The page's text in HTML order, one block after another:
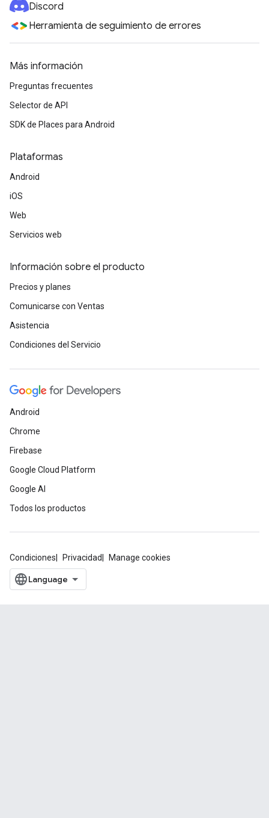
Discord
Herramienta de seguimiento de errores
Más información
Preguntas frecuentes
Selector de API
SDK de Places para Android
Plataformas
Android
iOS
Web
Servicios web
Información sobre el producto
Precios y planes
Comunicarse con Ventas
Asistencia
Condiciones del Servicio
Android
Chrome
Firebase
Google Cloud Platform
Google AI
Todos los productos
Condiciones Privacidad Manage cookies